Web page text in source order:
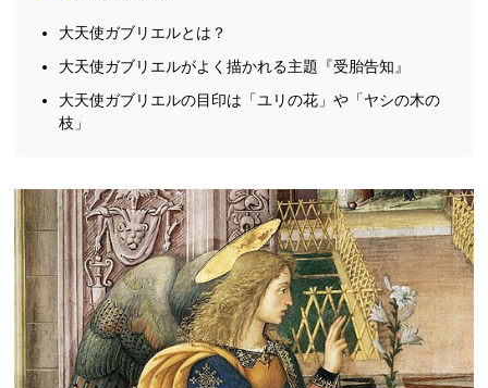
大天使ガブリエルとは？
大天使ガブリエルがよく描かれる主題『受胎告知』
大天使ガブリエルの目印は「ユリの花」や「ヤシの木の
枝」